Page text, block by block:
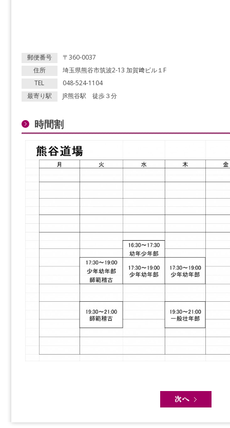
郵便番号
〒360-0037
住所
埼玉県熊谷市筑波2-13 加賀﨑ビル１F
TEL
048-524-1104
最寄り駅
JR熊谷駅 徒歩３分
時間割